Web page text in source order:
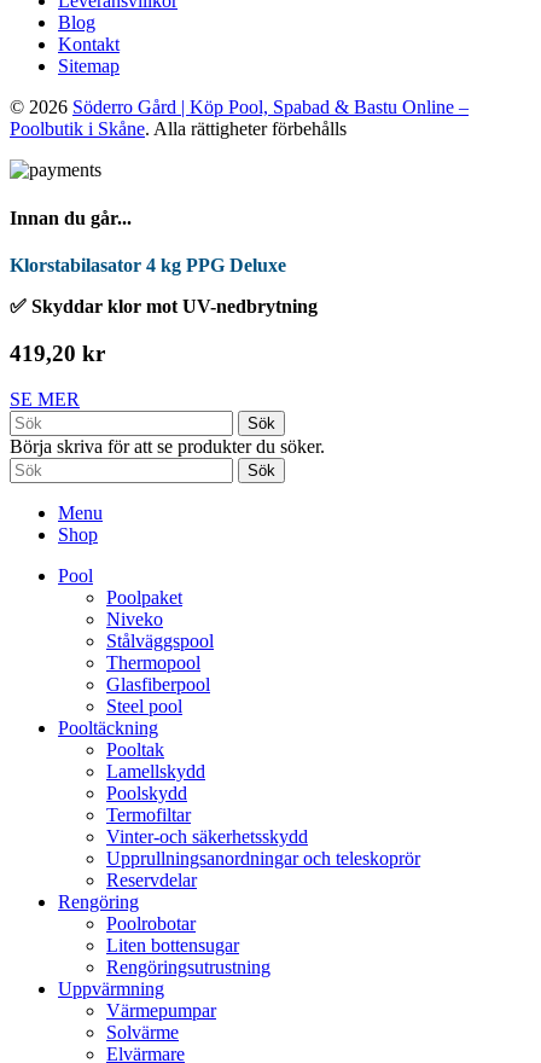
Blog
Kontakt
Sitemap
© 2026 Söderro Gård | Köp Pool, Spabad & Bastu Online –
Poolbutik i Skåne. Alla rättigheter förbehålls
Innan du går...
Klorstabilasator 4 kg PPG Deluxe
✅ Skyddar klor mot UV-nedbrytning
419,20 kr
SE MER
Sök
Börja skriva för att se produkter du söker.
Sök
Menu
Shop
Pool
Poolpaket
Niveko
Stålväggspool
Thermopool
Glasfiberpool
Steel pool
Pooltäckning
Pooltak
Lamellskydd
Poolskydd
Termofiltar
Vinter-och säkerhetsskydd
Upprullningsanordningar och teleskoprör
Reservdelar
Rengöring
Poolrobotar
Liten bottensugar
Rengöringsutrustning
Uppvärmning
Värmepumpar
Solvärme
Elvärmare